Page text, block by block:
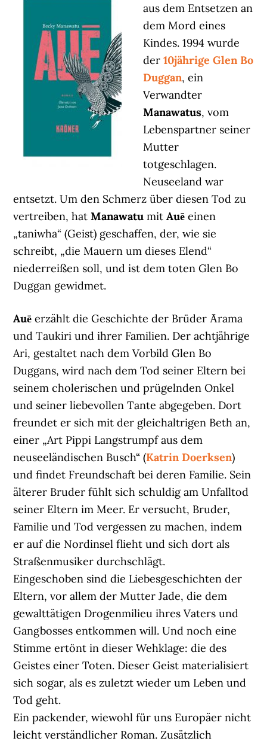
aus dem Entsetzen an
dem Mord eines
Kindes. 1994 wurde
der10jährige Glen Bo
Duggan, ein
Verwandter
Manawatus, vom
Lebenspartner seiner
Mutter
totgeschlagen.
Neuseeland war
entsetzt. Um den Schmerz über diesen Tod zu
vertreiben, hatManawatu mitAuē einen
„taniwha“ (Geist) geschaffen, der, wie sie
schreibt, „die Mauern um dieses Elend“
niederreißen soll, und ist dem toten Glen Bo
Duggan gewidmet.
Auēerzählt die Geschichte der Brüder Ārama
und Taukiri und ihrer Familien. Der achtjährige
Ari, gestaltet nach dem Vorbild Glen Bo
Duggans, wird nach dem Tod seiner Eltern bei
seinem cholerischen und prügelnden Onkel
und seiner liebevollen Tante abgegeben. Dort
freundet er sich mit der gleichaltrigen Beth an,
einer „Art Pippi Langstrumpf aus dem
neuseeländischen Busch“ (Katrin Doerksen)
und findet Freundschaft bei deren Familie. Sein
älterer Bruder fühlt sich schuldig am Unfalltod
seiner Eltern im Meer. Er versucht, Bruder,
Familie und Tod vergessen zu machen, indem
er auf die Nordinsel flieht und sich dort als
Straßenmusiker durchschlägt.
Eingeschoben sind die Liebesgeschichten der
Eltern, vor allem der Mutter Jade, die dem
gewalttätigen Drogenmilieu ihres Vaters und
Gangbosses entkommen will. Und noch eine
Stimme ertönt in dieser Wehklage: die des
Geistes einer Toten. Dieser Geist materialisiert
sich sogar, als es zuletzt wieder um Leben und
Tod geht.
Ein packender, wiewohl für uns Europäer nicht
leicht verständlicher Roman. Zusätzlich